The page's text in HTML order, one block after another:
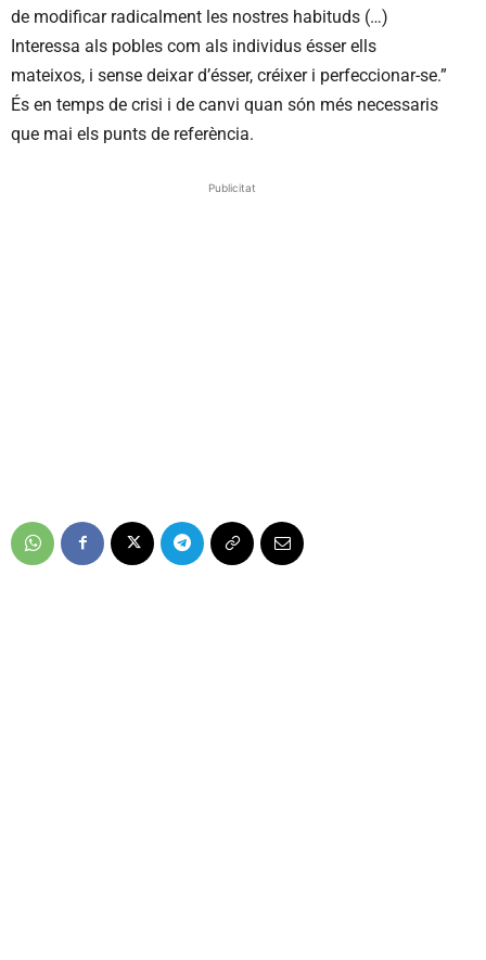
de modificar radicalment les nostres habituds (…)
Interessa als pobles com als individus ésser ells
mateixos, i sense deixar d’ésser, créixer i perfeccionar-se.”
És en temps de crisi i de canvi quan són més necessaris
que mai els punts de referència.
Publicitat